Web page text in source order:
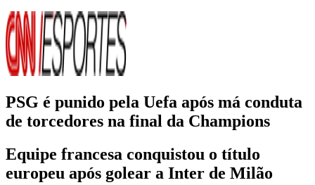
PSG é punido pela Uefa após má conduta
de torcedores na final da Champions
Equipe francesa conquistou o título
europeu após golear a Inter de Milão